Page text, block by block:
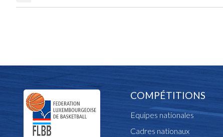
COMPÉTITIONS
Equipes nationales
Cadres nationaux